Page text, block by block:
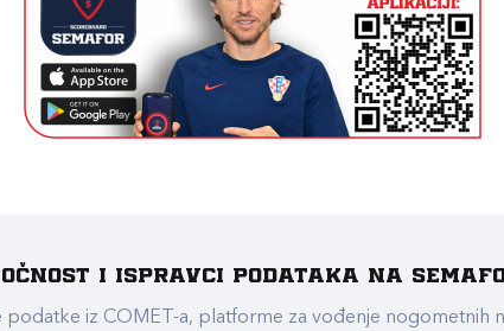
i ispravci podataka na
podatke iz COMET-a, platforme za vođenje nogometnih